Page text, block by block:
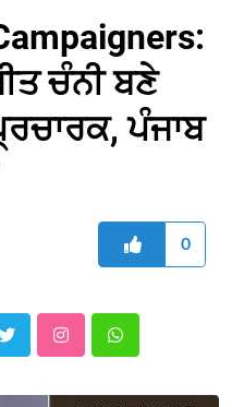
ਚੰਨੀ ਬਣੇ
ਪੰਜਾਬ
0